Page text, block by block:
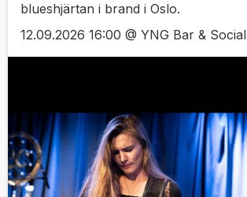
blueshjärtan i brand i Oslo.
12.09.2026 16:00 @ YNG Bar & Social